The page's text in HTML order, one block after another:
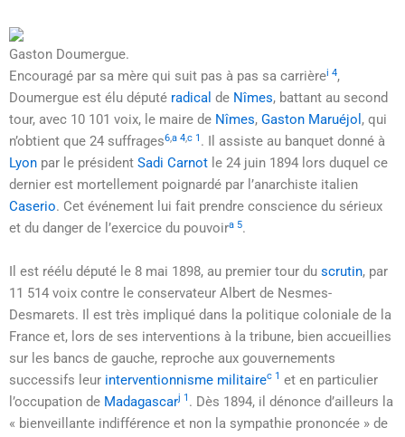
Gaston Doumergue.
Encouragé par sa mère qui suit pas à pas sa carrièrei 4,
Doumergue est élu député radical de Nîmes, battant au second
tour, avec 10 101 voix, le maire de Nîmes, Gaston Maruéjol , qui
n’obtient que 24 suffrages6,a 4,c 1 . Il assiste au banquet donné à
Lyon par le président Sadi Carnot le 24 juin 1894 lors duquel ce
dernier est mortellement poignardé par l’anarchiste italien
Caserio. Cet événement lui fait prendre conscience du sérieux
et du danger de l’exercice du pouvoira 5.
Il est réélu député le 8 mai 1898, au premier tour du scrutin, par
11 514 voix contre le conservateur Albert de Nesmes-
Desmarets. Il est très impliqué dans la politique coloniale de la
France et, lors de ses interventions à la tribune, bien accueillies
sur les bancs de gauche, reproche aux gouvernements
successifs leur interventionnisme militairec 1 et en particulier
l’occupation de Madagascarj 1 . Dès 1894, il dénonce d’ailleurs la
« bienveillante indifférence et non la sympathie prononcée » de